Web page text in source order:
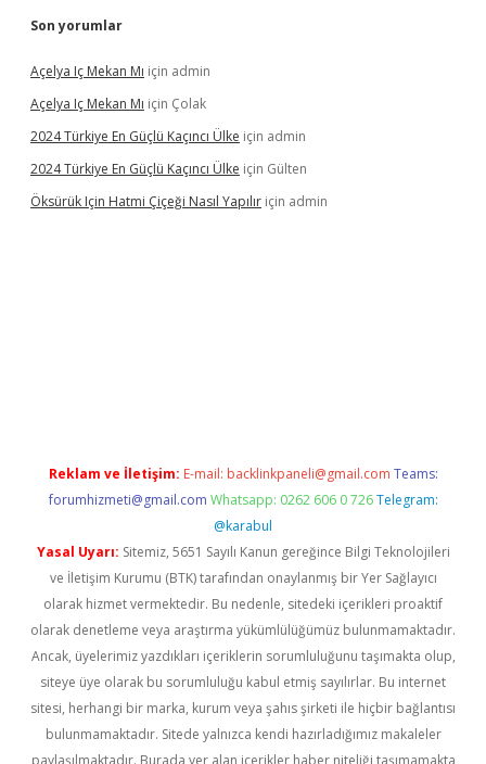
Son yorumlar
Açelya Iç Mekan Mı için admin
Açelya Iç Mekan Mı için Çolak
2024 Türkiye En Güçlü Kaçıncı Ülke için admin
2024 Türkiye En Güçlü Kaçıncı Ülke için Gülten
Öksürük Için Hatmi Çiçeği Nasıl Yapılır için admin
Reklam ve İletişim: E-mail: backlinkpaneli@gmail.com Teams:
forumhizmeti@gmail.com Whatsapp: 0262 606 0 726 Telegram:
@karabul
Yasal Uyarı: Sitemiz, 5651 Sayılı Kanun gereğince Bilgi Teknolojileri
ve İletişim Kurumu (BTK) tarafından onaylanmış bir Yer Sağlayıcı
olarak hizmet vermektedir. Bu nedenle, sitedeki içerikleri proaktif
olarak denetleme veya araştırma yükümlülüğümüz bulunmamaktadır.
Ancak, üyelerimiz yazdıkları içeriklerin sorumluluğunu taşımakta olup,
siteye üye olarak bu sorumluluğu kabul etmiş sayılırlar. Bu internet
sitesi, herhangi bir marka, kurum veya şahıs şirketi ile hiçbir bağlantısı
bulunmamaktadır. Sitede yalnızca kendi hazırladığımız makaleler
paylaşılmaktadır. Burada yer alan içerikler haber niteliği taşımamakta